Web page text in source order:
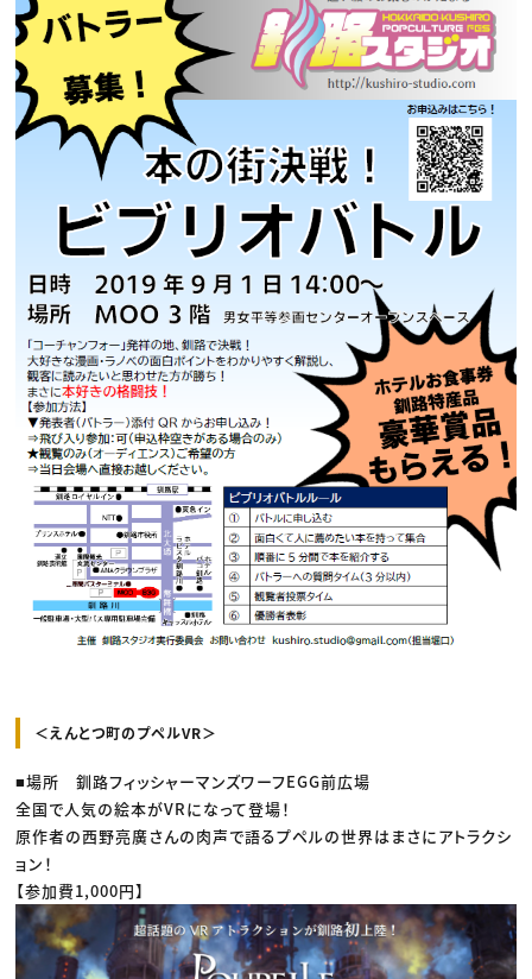
＜えんとつ町のプペルVR＞
■場所 釧路フィッシャーマンズワーフEGG前広場
全国で人気の絵本がVRになって登場！
原作者の西野亮廣さんの肉声で語るプペルの世界はまさにアトラクシ
ョン！
【参加費1,000円】